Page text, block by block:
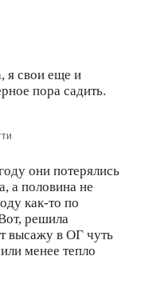
я свои еще и
пора садить.
они потерялись
а половина не
как-то по
решила
высажу в ОГ чуть
менее тепло